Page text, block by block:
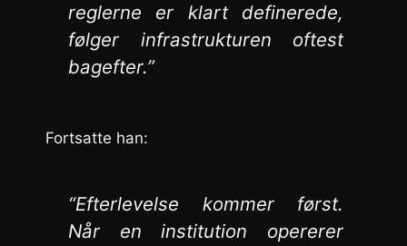
reglerne er klart definerede,
følger infrastrukturen oftest
bagefter.”
Fortsatte han:
“Efterlevelse kommer først.
Når en institution opererer